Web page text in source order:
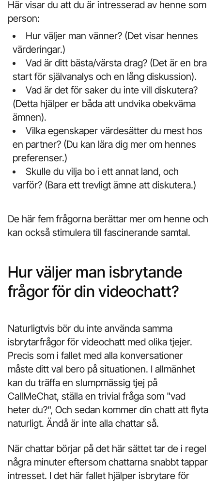
Här visar du att du är intresserad av henne som
person:
Hur väljer man vänner? (Det visar hennes
värderingar.)
Vad är ditt bästa/värsta drag? (Det är en bra
start för självanalys och en lång diskussion).
Vad är det för saker du inte vill diskutera?
(Detta hjälper er båda att undvika obekväma
ämnen).
Vilka egenskaper värdesätter du mest hos
en partner? (Du kan lära dig mer om hennes
preferenser.)
Skulle du vilja bo i ett annat land, och
varför? (Bara ett trevligt ämne att diskutera.)
De här fem frågorna berättar mer om henne och
kan också stimulera till fascinerande samtal.
Hur väljer man isbrytande
frågor för din videochatt?
Naturligtvis bör du inte använda samma
isbrytarfrågor för videochatt med olika tjejer.
Precis som i fallet med alla konversationer
måste ditt val bero på situationen. I allmänhet
kan du träffa en slumpmässig tjej på
CallMeChat, ställa en trivial fråga som "vad
heter du?", Och sedan kommer din chatt att flyta
naturligt. Ändå är inte alla chattar så.
När chattar börjar på det här sättet tar de i regel
några minuter eftersom chattarna snabbt tappar
intresset. I det här fallet hjälper isbrytare för